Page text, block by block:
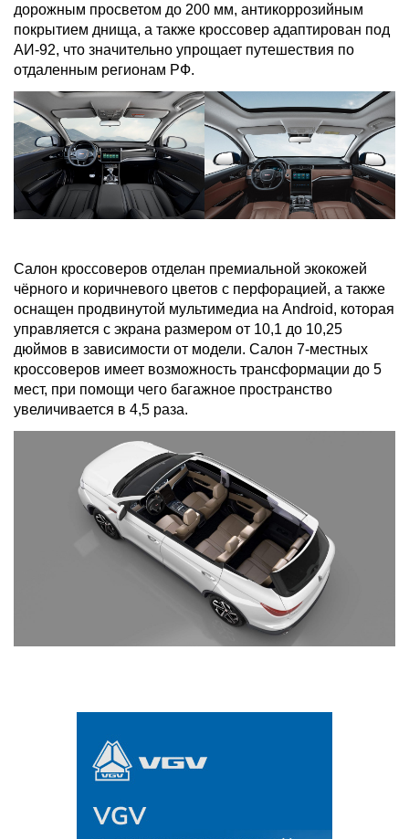
дорожным просветом до 200 мм, антикоррозийным
покрытием днища, а также кроссовер адаптирован под
АИ-92, что значительно упрощает путешествия по
отдаленным регионам РФ.
Салон кроссоверов отделан премиальной экокожей
чёрного и коричневого цветов с перфорацией, а также
оснащен продвинутой мультимедиа на Android, которая
управляется с экрана размером от 10,1 до 10,25
дюймов в зависимости от модели. Салон 7-местных
кроссоверов имеет возможность трансформации до 5
мест, при помощи чего багажное пространство
увеличивается в 4,5 раза.